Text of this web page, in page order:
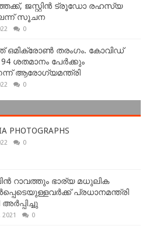
ജസ്റ്റിൻ ട്രൂഡോ രഹസ്യ
സൂചന
0
ഒമിക്രോണ്‍ തരംഗം. കോവിഡ്
ശതമാനം പേർക്കും
ആരോഗ്യമന്ത്രി
0
PHOTOGRAPHS
0
റാവത്തും ഭാര്യ മധുലിക
പ്രധാനമന്ത്രി
0